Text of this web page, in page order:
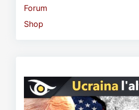
Forum
Shop